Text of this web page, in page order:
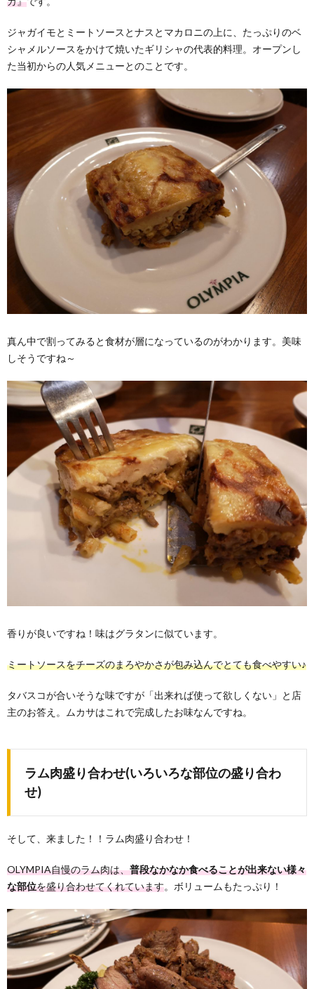
ジャガイモとミートソースとナスとマカロニの上に、たっぷりのベ
シャメルソースをかけて焼いたギリシャの代表的料理。オープンし
た当初からの人気メニューとのことです。
真ん中で割ってみると食材が層になっているのがわかります。美味
しそうですね～
香りが良いですね！味はグラタンに似ています。
ミートソースをチーズのまろやかさが包み込んでとても食べやすい♪
タバスコが合いそうな味ですが「出来れば使って欲しくない」と店
主のお答え。ムカサはこれで完成したお味なんですね。
ラム肉盛り合わせ(いろいろな部位の盛り合わ
せ)
そして、来ました！！ラム肉盛り合わせ！
OLYMPIA自慢のラム肉は、普段なかなか食べることが出来ない様々
な部位を盛り合わせてくれています。ボリュームもたっぷり！